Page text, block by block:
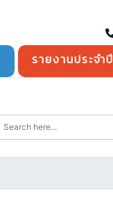
รายงานประจำปี